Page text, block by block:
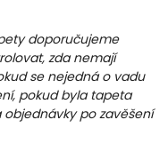
doporučujeme
zda nemají
se nejedná o vadu
pokud byla tapeta
po zavěšení